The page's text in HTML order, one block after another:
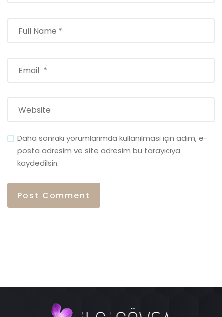
Daha sonraki yorumlarımda kullanılması için adım, e-
posta adresim ve site adresim bu tarayıcıya
kaydedilsin.